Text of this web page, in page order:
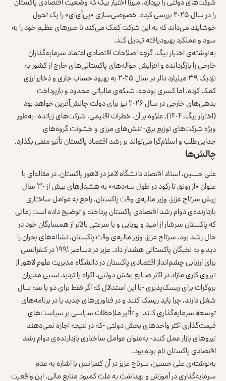
را در سال ۲۰۲۵ بررسی کرده، خصوصی‌سازی «پی‌آی‌ای» را یک تحول
خوشایند می‌داند که به این شرکت کمک می‌کند تا ضررهای عظیم خود را به
سود و عملکرد بهبودیافته تبدیل کند.
به‌نوشته‌ی اختیار بیگ، گرچه اصلاحات اقتصادی اعتماد سرمایه‌گذاران
خارجی را بازگردانده و افزایش حواله‌های پاکستانی‌های خارج از کشور به
نزدیک ۳۹ میلیارد دالر در سال ۲۰۲۵ به بهبود حساب جاری و ذخایر ارزی
کمک کرده، اما کسری بودجه، شبکه‌ی مالیاتی محدود و بازپرداخت
بدهی‌های خارجی در سال ۲۰۲۶ نیز برای دولت چالش‌آفرین خواهد بود
(اختیار بیگ، ۱۴۰۴). علاوه بر آن، خطرات اقلیمی، شرکت‌های زیانده -به‌طور
ویژه شرکت‌های توزیع برق- تنش‌های مرزی و خشونت گروه‌های
جدایی‌طلب و اسلام‌گرا می‌تواند بر رشد اقتصاد پاکستان تأثیر منفی بگذارد.
چالش‌ها
علی حسین، استاد اقتصاد دانشگاه لامز در لاهور پاکستان، در مقاله‌ای با
عنوان «از رونق تا رکود در طول سه‌دهه» به هشدارهای بیش از ۳۰ سال
پیش سرتاج عزیز، وزیر مالیه‌ی وقت پاکستان، راجع به عوامل ساختاری
بازدارنده‌ی دوام رشد اقتصادی پاکستان پرداخته و توضیح داده است زمانی
که پاکستان سرشار از امید و پویایی و با سرعتی بالاتر از همسایگان خود در
حال رشد بود، سرتاج عزیز، وزیر مالیه‌ی وقت پاکستان، نشانه‌های بحران را
دید و به نخبگان پاکستانی هشدار داد. عزیز در دسامبر ۱۹۹۱ در کنفرانسی
برای ارزیابی چشم‌انداز اقتصادی پاکستان در دانشگاه مدیریت علوم لاهور از
نیروی کاری مازاد در اکثر صنایع بخش دولتی، اکراه یا تردید نسبی مدیران
بروکرات برای ریسک‌پذیری -با این استدلال که اگر فقط برای دو یا سه سال
شغل دارند، چرا باید ریسک کنند و در فناوری‌های جدید یا در برنامه‌های
توسعه سرمایه‌گذاری کنند- و تأثیر ملاحظات سیاسی بر سیاست‌های
قیمت‌گذاری اکثر واحدهای بخش دولتی -که در نتیجه اجازه نمی‌دهند
نیروهای بازار عمل کنند- به‌عنوان عوامل ساختاری بازدارنده‌ی دوام رشد
اقتصادی پاکستان نام برده بود.
به‌نوشته‌ی علی حسین، سرتاج عزیز در آن کنفرانس با اشاره به عدم
سرمایه‌گذاری در آموزش و بهداشت به علت کمبود منابع مالی، این واقعیت